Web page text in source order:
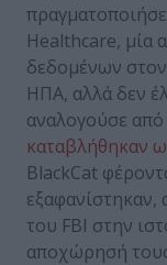
Healthcare, μία
δεδομένων στον
ΗΠΑ, αλλά δεν
αναλογούσε από
καταβλήθηκαν
BlackCat
εξαφανίστηκαν,
του FBI στην
αποχώρησή